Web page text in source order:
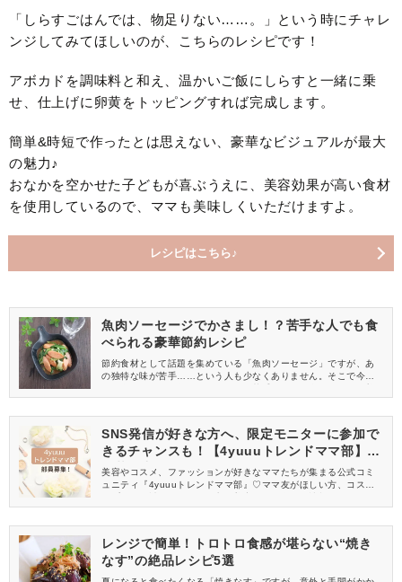
「しらすごはんでは、物足りない……。」という時にチャレ
ンジしてみてほしいのが、こちらのレシピです！
アボカドを調味料と和え、温かいご飯にしらすと一緒に乗
せ、仕上げに卵黄をトッピングすれば完成します。
簡単&時短で作ったとは思えない、豪華なビジュアルが最大
の魅力♪
おなかを空かせた子どもが喜ぶうえに、美容効果が高い食材
を使用しているので、ママも美味しくいただけますよ。
レシピはこちら♪
魚肉ソーセージでかさまし！？苦手な人でも食
べられる豪華節約レシピ
節約食材として話題を集めている「魚肉ソーセージ」ですが、あ
の独特な味が苦手……という人も少なくありません。そこで今回
味しく仕上がる簡単レシピです！魚肉ソーセージの旨味を生かし
SNS発信が好きな方へ、限定モニターに参加で
きるチャンスも！【4yuuuトレンドママ部】部
員募集中
美容やコスメ、ファッションが好きなママたちが集まる公式コミ
ュニティ『4yuuuトレンドママ部』♡ママ友がほしい方、コスメサ
信してくれる方を募集しています！
レンジで簡単！トロトロ食感が堪らない“焼き
なす”の絶品レシピ5選